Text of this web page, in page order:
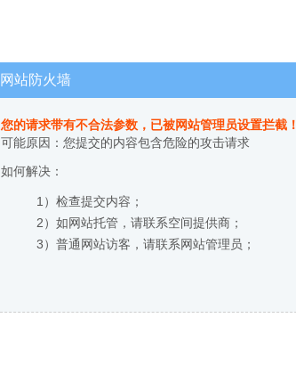
网站防火墙
您的请求带有不合法参数，已被网站管理员设置拦截！
可能原因：您提交的内容包含危险的攻击请求
如何解决：
1）检查提交内容；
2）如网站托管，请联系空间提供商；
3）普通网站访客，请联系网站管理员；